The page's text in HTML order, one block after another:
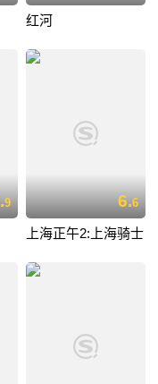
红河
9 6.6
上海正午2:上海骑士